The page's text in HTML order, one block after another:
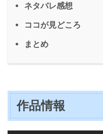
ネタバレ感想
ココが見どころ
まとめ
作品情報